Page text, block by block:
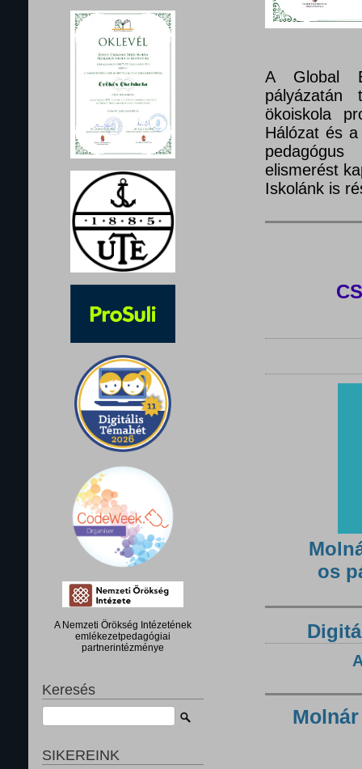
A Nemzeti Örökség Intézetének
emlékezetpedagógiai
partnerintézménye
Keresés
SIKEREINK
A Global
pályázatán
ökoiskola
Hálózat és
elismerést
Iskolánk is
os